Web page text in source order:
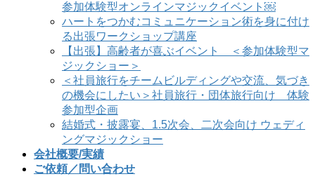
参加体験型オンラインマジックイベント￼
ハートをつかむコミュニケーション術を身に付け
る出張ワークショップ講座
【出張】高齢者が喜ぶイベント ＜参加体験型マ
ジックショー＞
＜社員旅行をチームビルディングや交流、気づき
の機会にしたい＞社員旅行・団体旅行向け 体験
参加型企画
結婚式・披露宴、1.5次会、二次会向け ウェディ
ングマジックショー
会社概要/実績
ご依頼／問い合わせ